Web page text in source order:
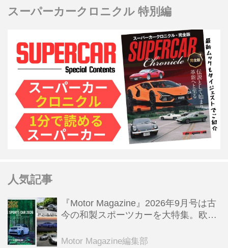
スーパーカークロニクル 特別編
人気記事
『Motor Magazine』2026年9月号は古
今の和製スポーツカーを大特集。欧州
Motor Magazine編集部